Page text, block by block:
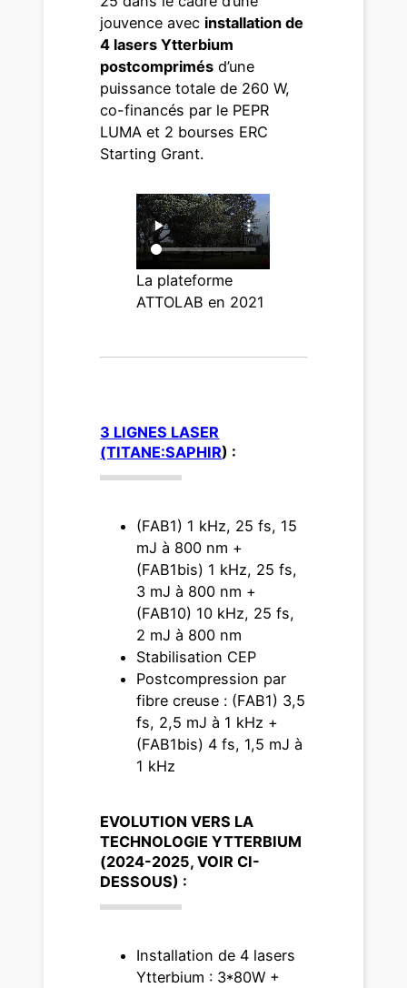
jouvence avec installation de
4 lasers Ytterbium
postcomprimés d’une
puissance totale de 260 W,
co-financés par le PEPR
LUMA et 2 bourses ERC
Starting Grant.
La plateforme
ATTOLAB en 2021
3 LIGNES LASER
(TITANE:SAPHIR) :
(FAB1) 1 kHz, 25 fs, 15
mJ à 800 nm +
(FAB1bis) 1 kHz, 25 fs,
3 mJ à 800 nm +
(FAB10) 10 kHz, 25 fs,
2 mJ à 800 nm
Stabilisation CEP
Postcompression par
fibre creuse : (FAB1) 3,5
fs, 2,5 mJ à 1 kHz +
(FAB1bis) 4 fs, 1,5 mJ à
1 kHz
EVOLUTION VERS LA
TECHNOLOGIE YTTERBIUM
(2024-2025, VOIR CI-
DESSOUS) :
Installation de 4 lasers
Ytterbium : 3*80W +